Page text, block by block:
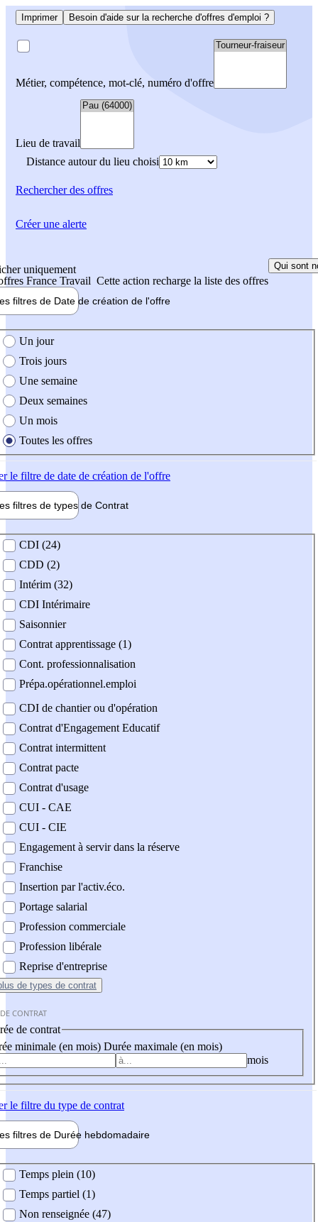
Imprimer Besoin d'aide sur la recherche d'offres d'emploi ?
Métier, compétence, mot-clé, numéro d'offre
Lieu de travail
Distance autour du lieu choisi
Rechercherdes offres
uniquement
France Travail Cette action recharge la liste des offres
Qui sont
filtres de Date de création de l'offre
création de l'offre
Un jour
Trois jours
Une semaine
Deux semaines
Un mois
Toutes les offres
le filtre de date de création de l'offre
filtres de types de Contrat
contrat
CDI (24)
CDD (2)
Intérim (32)
CDI Intérimaire
Saisonnier
Contrat apprentissage (1)
Cont. professionnalisation
Prépa.opérationnel.emploi
CDI de chantier ou d'opération
Contrat d'Engagement Educatif
Contrat intermittent
Contrat pacte
Contrat d'usage
CUI - CAE
CUI - CIE
Engagement à servir dans la réserve
Franchise
Insertion par l'activ.éco.
Portage salarial
Profession commerciale
Profession libérale
Reprise d'entreprise
de types de contrat
CONTRAT
de contrat
minimale (en mois) Durée maximale (en mois)
mois
le filtre du type de contrat
filtres de Durée hebdomadaire
Temps plein (10)
Temps partiel (1)
Non renseignée (47)
Créer une alerte